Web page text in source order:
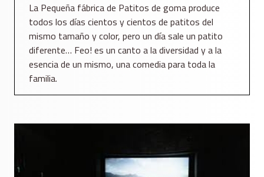
La Pequeña fábrica de Patitos de goma produce
todos los días cientos y cientos de patitos del
mismo tamaño y color, pero un día sale un patito
diferente… Feo! es un canto a la diversidad y a la
esencia de un mismo, una comedia para toda la
familia.